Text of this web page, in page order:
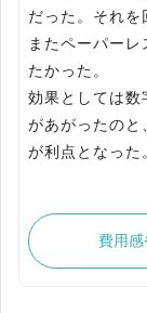
だった。それを
またペーパー
たかった。
効果としては
があがったのと
が利点となった
費用